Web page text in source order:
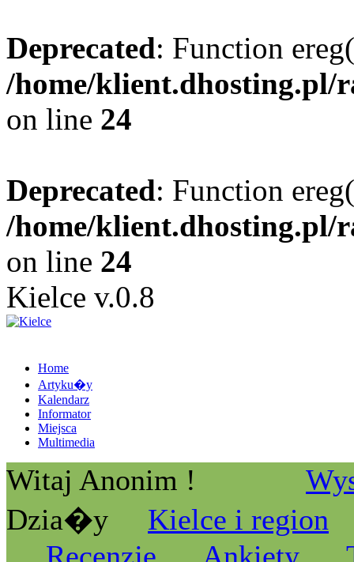
Deprecated: Function
/home/klient.dhosting.pl/
on line 24
Deprecated: Function
/home/klient.dhosting.pl/
on line 24
Kielce v.0.8
Home
Artyku�y
Kalendarz
Informator
Miejsca
Multimedia
Witaj Anonim !
Dzia�y
Kielce i region